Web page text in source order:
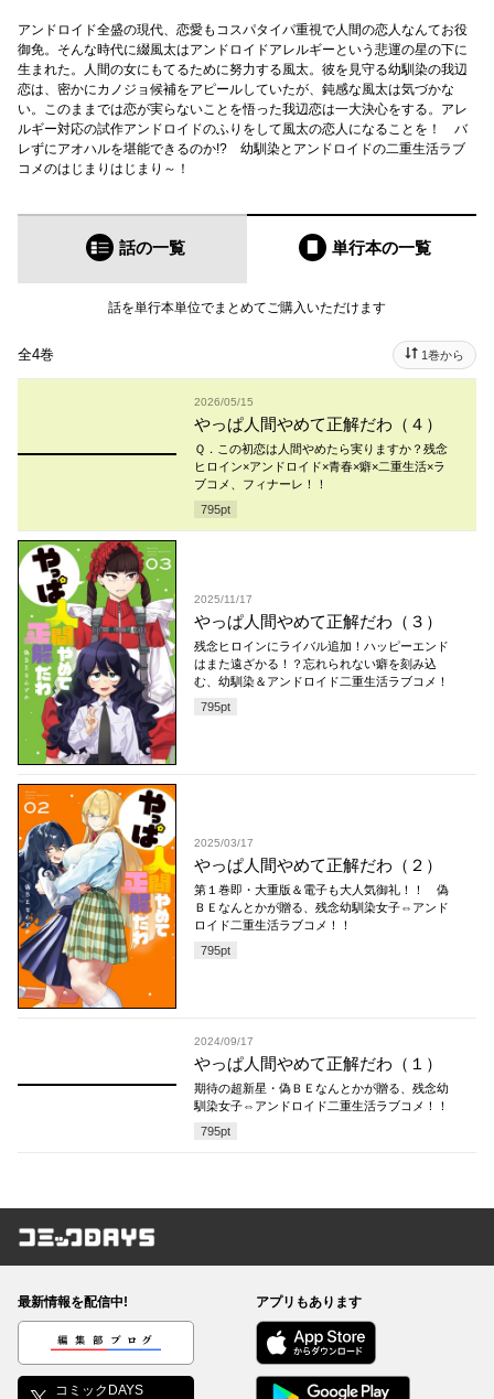
アンドロイド全盛の現代、恋愛もコスパタイパ重視で人間の恋人なんてお役
御免。そんな時代に綴風太はアンドロイドアレルギーという悲運の星の下に
生まれた。人間の女にもてるために努力する風太。彼を見守る幼馴染の我辺
恋は、密かにカノジョ候補をアピールしていたが、鈍感な風太は気づかな
い。このままでは恋が実らないことを悟った我辺恋は一大決心をする。アレ
ルギー対応の試作アンドロイドのふりをして風太の恋人になることを！ バ
レずにアオハルを堪能できるのか!? 幼馴染とアンドロイドの二重生活ラブ
コメのはじまりはじまり～！
話の一覧 単行本の一覧
話を単行本単位でまとめてご購入いただけます
全4巻 1巻から
2026/05/15
やっぱ人間やめて正解だわ（４）
Ｑ．この初恋は人間やめたら実りますか？残念
ヒロイン×アンドロイド×青春×癖×二重生活×ラ
ブコメ、フィナーレ！！
795pt
2025/11/17
やっぱ人間やめて正解だわ（３）
残念ヒロインにライバル追加！ハッピーエンド
はまた遠ざかる！？忘れられない癖を刻み込
む、幼馴染＆アンドロイド二重生活ラブコメ！
795pt
2025/03/17
やっぱ人間やめて正解だわ（２）
第１巻即・大重版＆電子も大人気御礼！！ 偽
ＢＥなんとかが贈る、残念幼馴染女子⇔アンド
ロイド二重生活ラブコメ！！
795pt
2024/09/17
やっぱ人間やめて正解だわ（１）
期待の超新星・偽ＢＥなんとかが贈る、残念幼
馴染女子⇔アンドロイド二重生活ラブコメ！！
795pt
コミックDAYS
最新情報を配信中!
編集部ブログ
コミックDAYS
アプリもあります